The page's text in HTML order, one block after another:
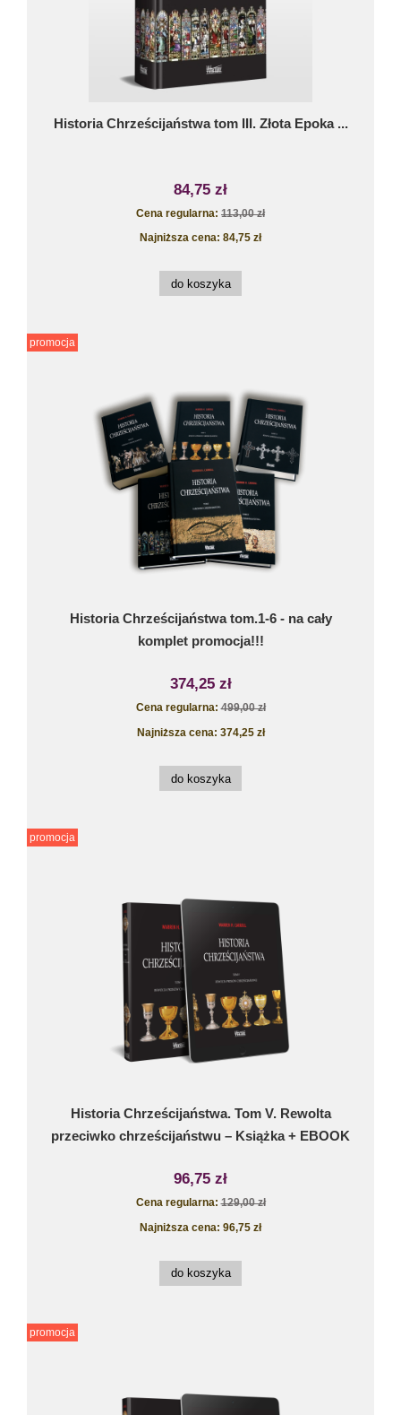
Historia Chrześcijaństwa tom III. Złota Epoka ...
84,75 zł
Cena regularna: 113,00 zł
Najniższa cena: 84,75 zł
do koszyka
Historia Chrześcijaństwa tom.1-6 - na cały
komplet promocja!!!
374,25 zł
Cena regularna:499,00 zł
Najniższa cena: 374,25 zł
do koszyka
promocja
Historia Chrześcijaństwa. Tom V. Rewolta
przeciwko chrześcijaństwu – Książka + EBOOK
96,75 zł
Cena regularna:129,00 zł
Najniższa cena: 96,75 zł
do koszyka
promocja
promocja